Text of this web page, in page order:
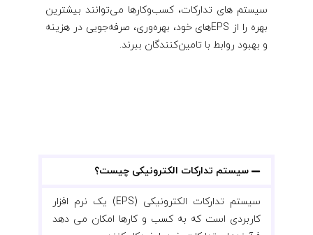
سیستم‌ های تدارکات، کسب‌وکارها می‌توانند بیشترین
بهره را از EPS‌های خود، بهره‌وری، صرفه‌جویی در هزینه
و بهبود روابط با تامین‌کنندگان ببرند.
سیستم تدارکات الکترونیکی چیست؟
سیستم تدارکات الکترونیکی (EPS) یک نرم افزار
کاربردی است که به کسب و کارها امکان می دهد